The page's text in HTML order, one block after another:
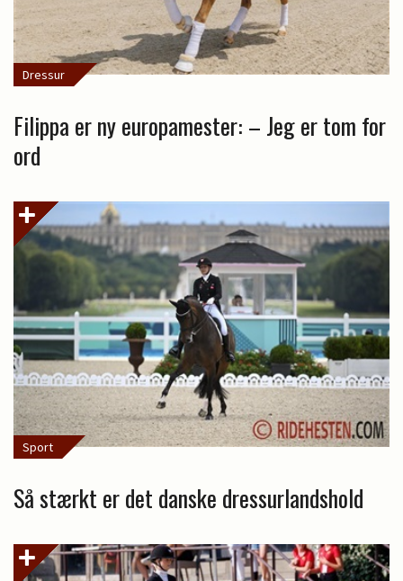
Dressur
Filippa er ny europamester: – Jeg er tom for
ord
Sport
Så stærkt er det danske dressurlandshold